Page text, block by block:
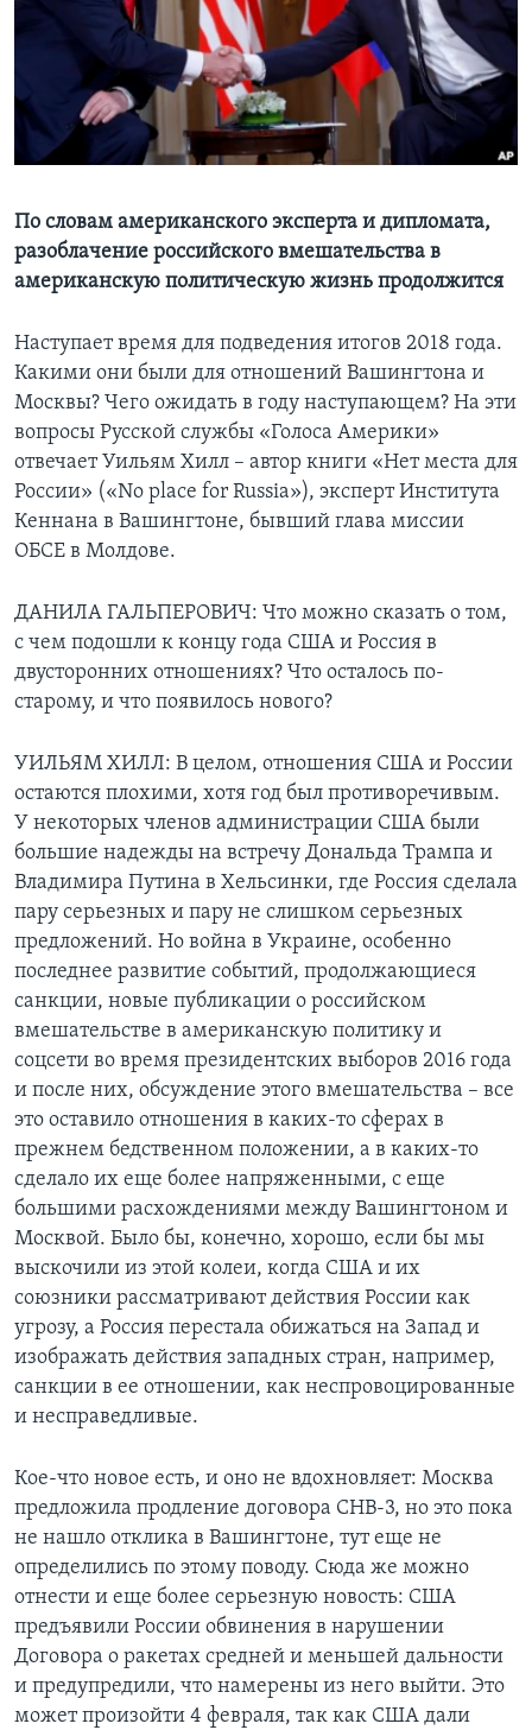
Learning English
СОЦИАЛЬНЫЕ СЕТИ
Языки
По словам американского эксперта и дипломата,
разоблачение российского вмешательства в
американскую политическую жизнь продолжится
Наступает время для подведения итогов 2018 года.
Какими они были для отношений Вашингтона и
Москвы? Чего ожидать в году наступающем? На эти
вопросы Русской службы «Голоса Америки»
отвечает Уильям Хилл – автор книги «Нет места для
России» («No place for Russia»), эксперт Института
Кеннана в Вашингтоне, бывший глава миссии
ОБСЕ в Молдове.
ДАНИЛА ГАЛЬПЕРОВИЧ: Что можно сказать о том,
с чем подошли к концу года США и Россия в
двусторонних отношениях? Что осталось по-
старому, и что появилось нового?
УИЛЬЯМ ХИЛЛ: В целом, отношения США и России
остаются плохими, хотя год был противоречивым.
У некоторых членов администрации США были
большие надежды на встречу Дональда Трампа и
Владимира Путина в Хельсинки, где Россия сделала
пару серьезных и пару не слишком серьезных
предложений. Но война в Украине, особенно
последнее развитие событий, продолжающиеся
санкции, новые публикации о российском
вмешательстве в американскую политику и
соцсети во время президентских выборов 2016 года
и после них, обсуждение этого вмешательства – все
это оставило отношения в каких-то сферах в
прежнем бедственном положении, а в каких-то
сделало их еще более напряженными, с еще
большими расхождениями между Вашингтоном и
Москвой. Было бы, конечно, хорошо, если бы мы
выскочили из этой колеи, когда США и их
союзники рассматривают действия России как
угрозу, а Россия перестала обижаться на Запад и
изображать действия западных стран, например,
санкции в ее отношении, как неспровоцированные
и несправедливые.
Кое-что новое есть, и оно не вдохновляет: Москва
предложила продление договора СНВ-3, но это пока
не нашло отклика в Вашингтоне, тут еще не
определились по этому поводу. Сюда же можно
отнести и еще более серьезную новость: США
предъявили России обвинения в нарушении
Договора о ракетах средней и меньшей дальности
и предупредили, что намерены из него выйти. Это
может произойти 4 февраля, так как США дали